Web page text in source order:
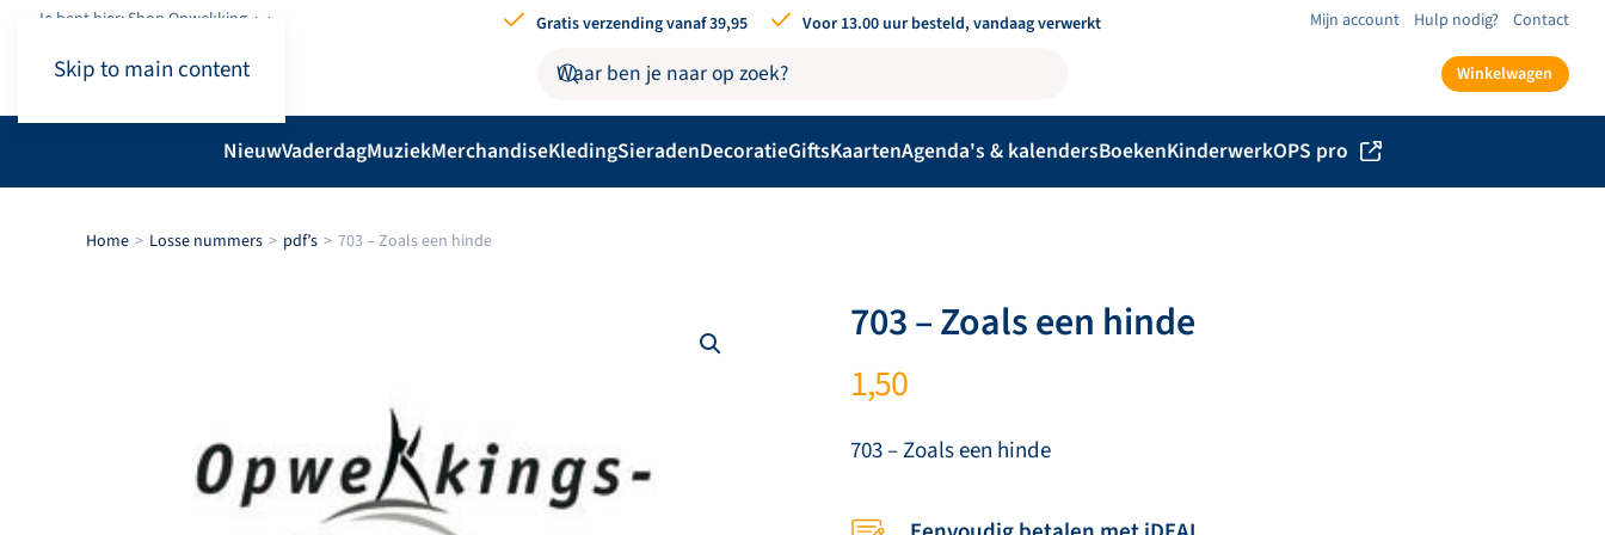
Skip to main content
Je bent hier: Shop.Opwekking Gratis verzending vanaf 39,95 Voor 13.00 uur besteld, vandaag verwerkt Mijn account Hulp nodig? Contact
Winkelwagen
NieuwVaderdagMuziekMerchandiseKledingSieradenDecoratieGiftsKaartenAgenda's & kalendersBoekenKinderwerkOPS pro
Home Losse nummers pdf’s 703 – Zoals een hinde
703 – Zoals een hinde
1,50
703 – Zoals een hinde